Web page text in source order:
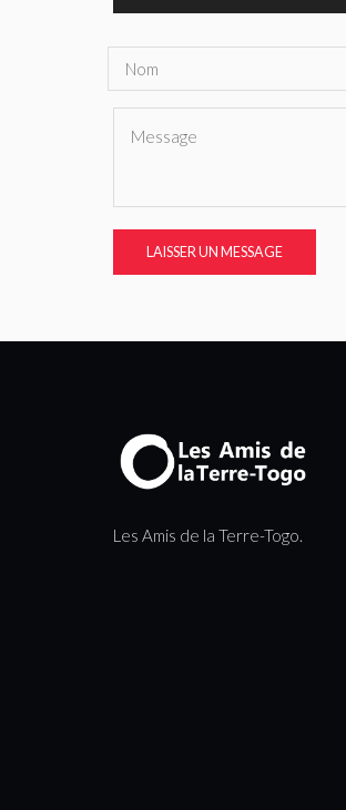
LAISSER UN MESSAGE
Les Amis de la Terre-Togo.